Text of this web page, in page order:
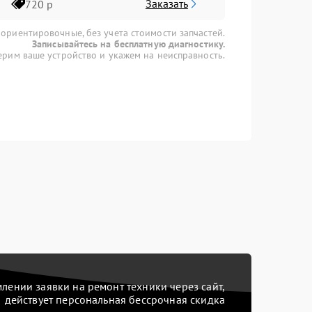
720 р Заказать
без учета стоимости запчастей.
Записывайтесь на бесплатную диагностику.
ваше устройство и укажем на неисправность.
заявки на ремонт техники через сайт,
действует персональная бессрочная скидка